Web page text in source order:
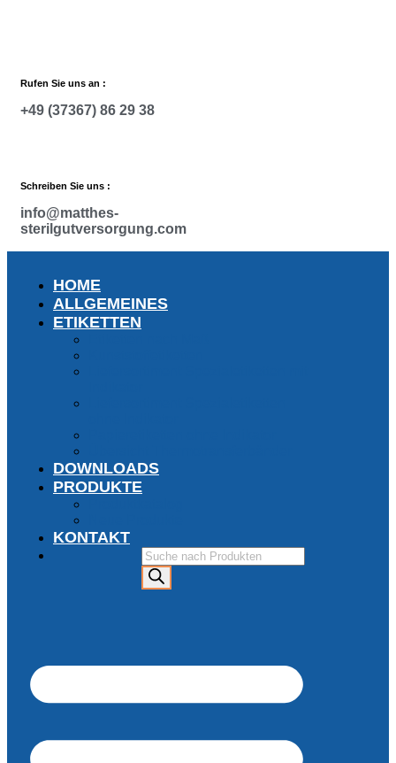
Rufen Sie uns an :
+49 (37367) 86 29 38
Schreiben Sie uns :
info@matthes-
sterilgutversorgung.com
HOME
ALLGEMEINES
ETIKETTEN
DOWNLOADS
PRODUKTE
KONTAKT
Products
search